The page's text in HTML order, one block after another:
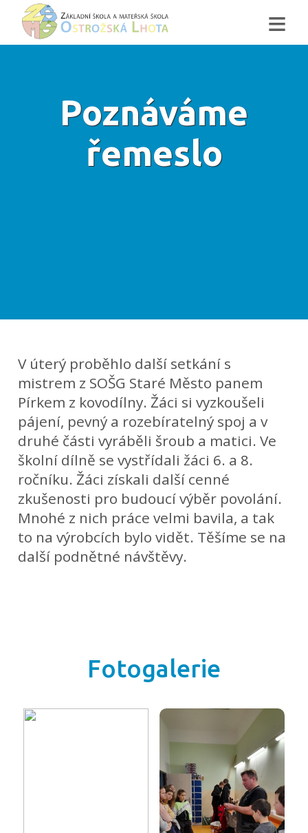
≡
Poznáváme
řemeslo
V úterý proběhlo další setkání s
mistrem z SOŠG Staré Město panem
Pírkem z kovodílny. Žáci si vyzkoušeli
pájení, pevný a rozebíratelný spoj a v
druhé části vyráběli šroub a matici. Ve
školní dílně se vystřídali žáci 6. a 8.
ročníku. Žáci získali další cenné
zkušenosti pro budoucí výběr povolání.
Mnohé z nich práce velmi bavila, a tak
to na výrobcích bylo vidět. Těšíme se na
další podnětné návštěvy.
Fotogalerie